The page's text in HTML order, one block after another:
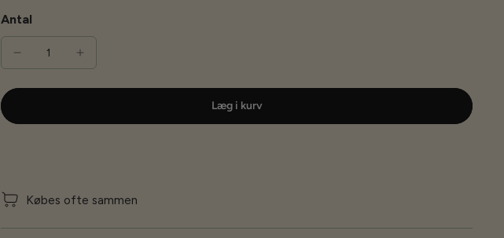
Antal
Læg i kurv
Købes ofte sammen